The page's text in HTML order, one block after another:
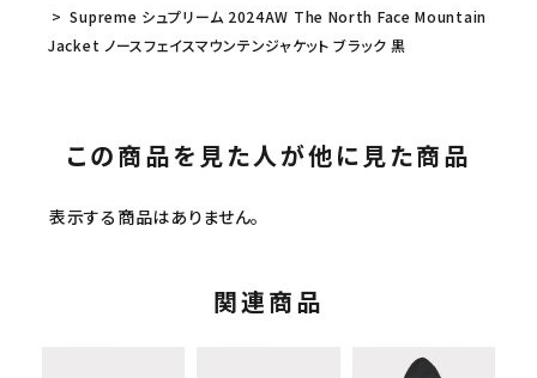
Supreme シュプリーム 2024AW The North Face Mountain
Jacket ノースフェイスマウンテンジャケット ブラック 黒
この商品を見た人が他に見た商品
表示する商品はありません。
関連商品